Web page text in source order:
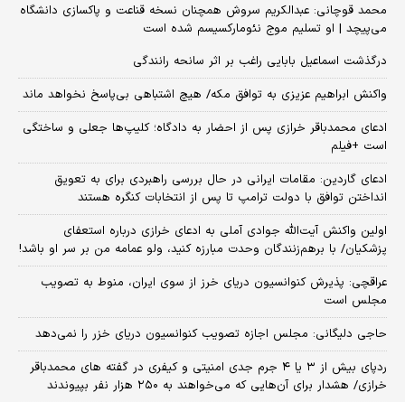
محمد قوچانی: عبدالکریم سروش همچنان نسخه قناعت و پاکسازی دانشگاه
می‌پیچد | او تسلیم موج نئومارکسیسم شده است
درگذشت اسماعیل بابایی راغب بر اثر سانحه رانندگی
واکنش ابراهیم عزیزی به توافق مکه/ هیچ اشتباهی بی‌پاسخ نخواهد ماند
ادعای محمدباقر خرازی پس از احضار به دادگاه؛ کلیپ‌ها جعلی و ساختگی
است +فیلم
ادعای گاردین: مقامات ایرانی در حال بررسی راهبردی برای به تعویق
انداختن توافق با دولت ترامپ تا پس از انتخابات کنگره هستند
اولین واکنش آیت‌الله جوادی آملی به ادعای خرازی درباره استعفای
پزشکیان/ با برهم‌زنندگان وحدت مبارزه کنید، ولو عمامه من بر سر او باشد!
عراقچی: پذیرش کنوانسیون دریای خرز از سوی ایران، منوط به تصویب
مجلس است
حاجی دلیگانی: مجلس اجازه تصویب کنوانسیون دریای خزر را نمی‌دهد
ردپای بیش از ۳ یا ۴ جرم جدی امنیتی و کیفری در گفته های محمدباقر
خرازی/ هشدار برای آن‌هایی که می‌خواهند به ۲۵۰ هزار نفر بپیوندند